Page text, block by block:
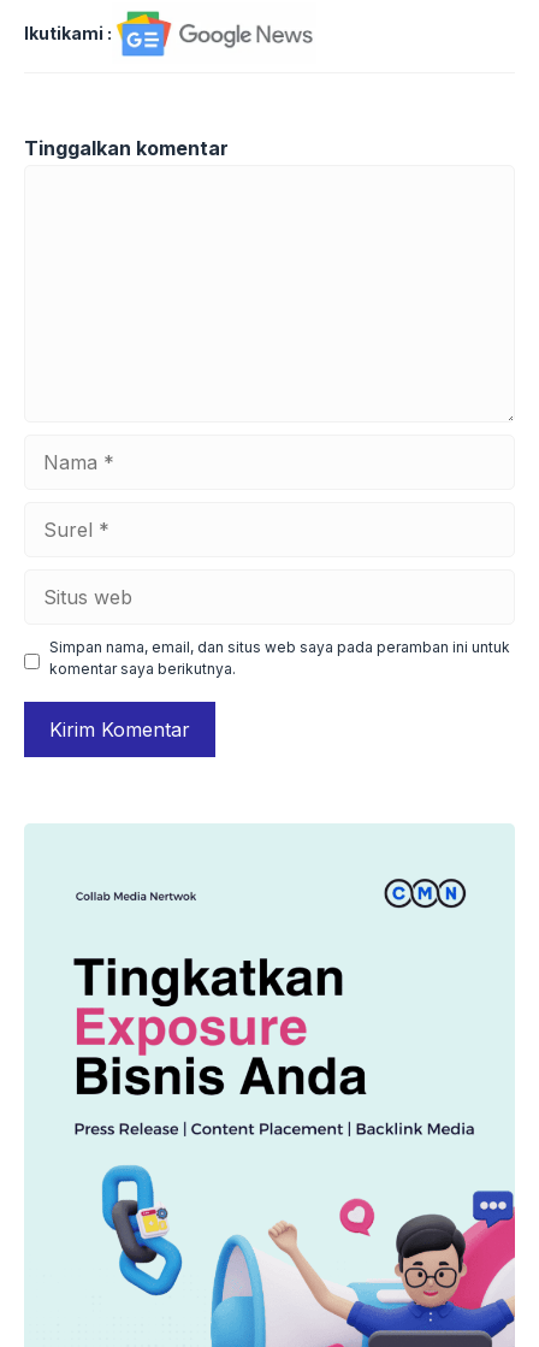
Ikutikami :
Tinggalkan komentar
web
Simpan nama, email, dan situs web saya pada peramban ini untuk
komentar saya berikutnya.